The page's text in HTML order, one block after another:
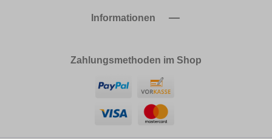
Informationen
Zahlungsmethoden im Shop